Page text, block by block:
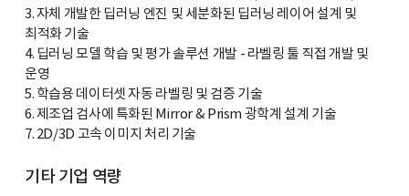
3. 자체 개발한 딥러닝 엔진 및 세분화된 딥러닝 레이어 설계 및
최적화 기술
4. 딥러닝 모델 학습 및 평가 솔루션 개발 - 라벨링 툴 직접 개발 및
운영
5. 학습용 데이터셋 자동 라벨링 및 검증 기술
6. 제조업 검사에 특화된 Mirror & Prism 광학계 설계 기술
7. 2D/3D 고속 이미지 처리 기술
기타 기업 역량